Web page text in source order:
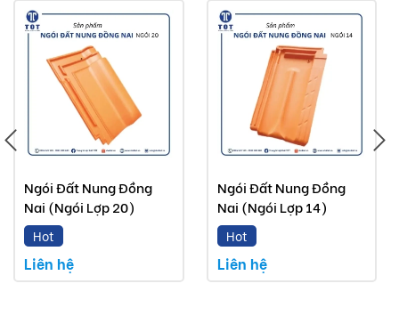
Ngói Đất Nung Đồng
Nai (Ngói Lợp 20)
Hot
Liên hệ
Ngói Đất Nung Đồng
Nai (Ngói Lợp 14)
Hot
Liên hệ